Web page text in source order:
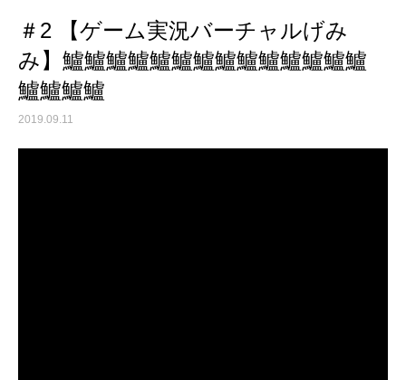
＃2 【ゲーム実況バーチャルげみ
み】鱸鱸鱸鱸鱸鱸鱸鱸鱸鱸鱸鱸鱸鱸
鱸鱸鱸鱸
2019.09.11